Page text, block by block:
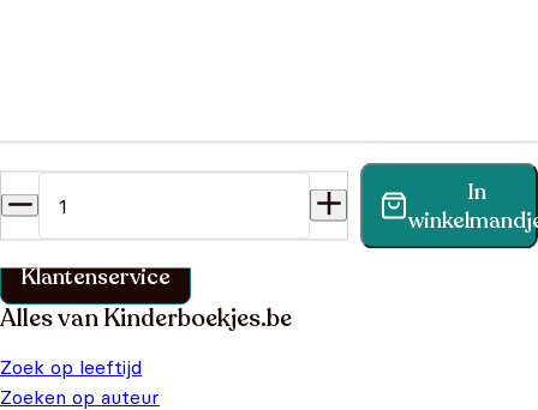
In
Vind binnen no-time antwoord op je vraag op onze
klantenservice pagina.
Klantenservice
Alles van Kinderboekjes.be
Zoek op leeftijd
Zoeken op auteur